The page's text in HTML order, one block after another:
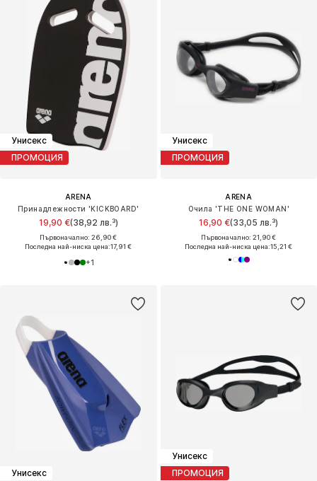
Унисекс
ПРОМОЦИЯ
ARENA
Принадлежности 'KICKBOARD'
19,90 €(38,92 лв.³)
Първоначално: 26,90 €
Последна най-ниска цена:17,91 €
+1
Унисекс
ПРОМОЦИЯ
ARENA
Очила 'THE ONE WOMAN'
16,90 €(33,05 лв.³)
Първоначално: 21,90 €
Последна най-ниска цена:15,21 €
Унисекс
Унисекс
ПРОМОЦИЯ